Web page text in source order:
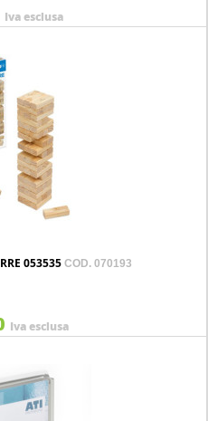
Iva esclusa
053535 COD. 070193
Iva esclusa